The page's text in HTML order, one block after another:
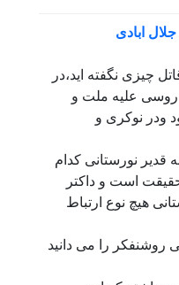
جلال ابادی
چیزی نگفته اید،در
روسی علیه ملت و
ودر نوکری و
قدیر نورستانی کدام
است و داکتر
هیچ نوع ارتباط
را می دانید